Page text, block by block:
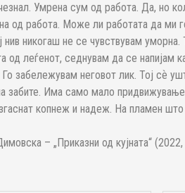
Умрена сум од работа. Да, но
од работа. Може ли работата да ми
нив никогаш не се чувствувам
од леѓенот, седнувам да се напијам
Го забележувам неговот лик. Тој сѐ
забите. Има само мало
копнеж и надеж. На пламен
– „Приказни од кујната“